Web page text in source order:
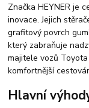
Značka HEYNER je
inovace. Jejich
grafitový povrch
který zabraňuje
majitele vozů
komfortnější
Hlavní